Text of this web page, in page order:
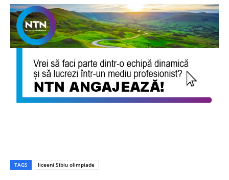
TAGS liceeni Sibiu olimpiade